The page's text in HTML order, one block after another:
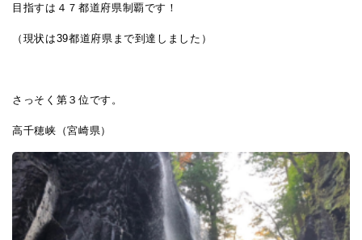
目指すは４７都道府県制覇です！
（現状は39都道府県まで到達しました）
さっそく第３位です。
高千穂峡（宮崎県）